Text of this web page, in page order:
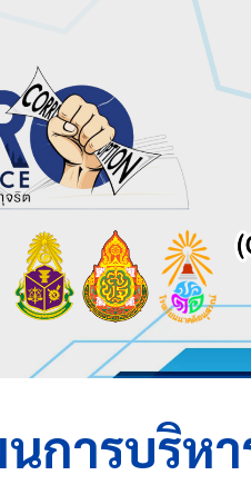
การบริห